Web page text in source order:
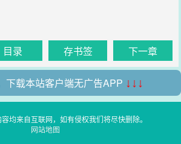
目录 存书签 下一章
下载本站客户端无广告APP ↓↓↓
均来自互联网，如有侵权我们将尽快删除。
网站地图